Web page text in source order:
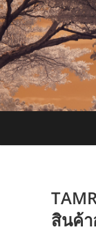
Skip
to
content
สินค้า